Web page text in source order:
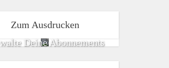
Zum Ausdrucken
Deine Abonnements